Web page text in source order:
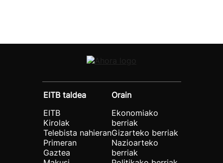
EITB taldea
EITB
Kirolak
Telebista nahieran
Primeran
Gaztea
Orain
Ekonomiako
berriak
Gizarteko berriak
Nazioarteko
berriak